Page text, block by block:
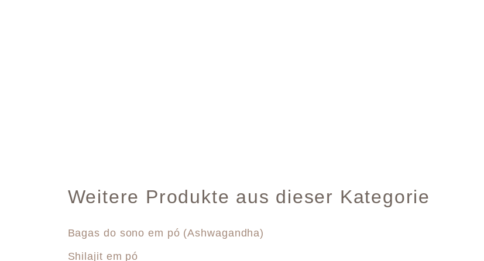
Weitere Produkte aus dieser Kategorie
Bagas do sono em pó (Ashwagandha)
Shilajit em pó